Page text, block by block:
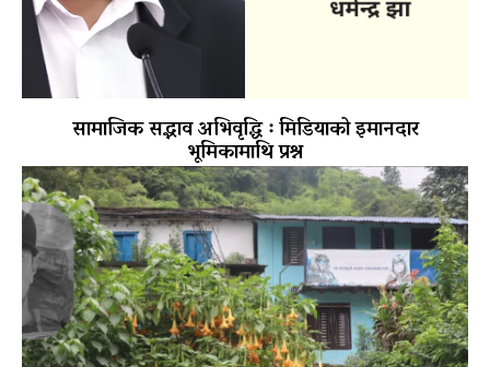
सामाजिक सद्भाव अभिवृद्धि ः मिडियाको इमानदार
भूमिकामाथि प्रश्न